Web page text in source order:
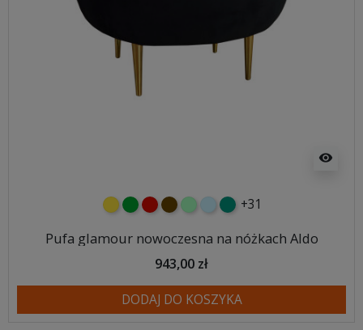
visibility
żółtyzielonyczerwony
czekoladowy
miętowybłękitny
turkusowy
+31
Pufa glamour nowoczesna na nóżkach Aldo
943,00 zł
DODAJ DO KOSZYKA